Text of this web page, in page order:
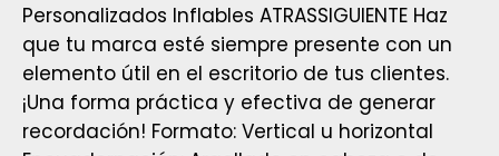
Personalizados Inflables ATRASSIGUIENTE Haz
que tu marca esté siempre presente con un
elemento útil en el escritorio de tus clientes.
¡Una forma práctica y efectiva de generar
recordación! Formato: Vertical u horizontal